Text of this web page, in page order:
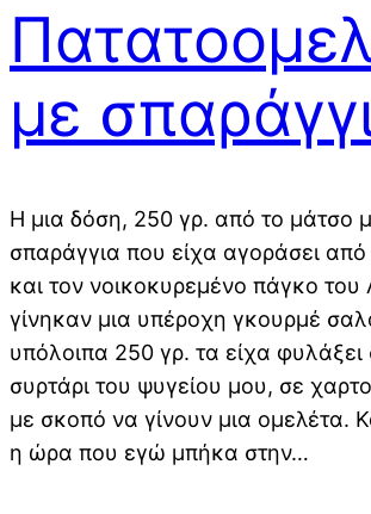
με
Η μια δόση, 250 γρ. από το μάτσο
σπαράγγια που είχα αγοράσει από
και τον νοικοκυρεμένο πάγκο του
γίνηκαν μια υπέροχη γκουρμέ
υπόλοιπα 250 γρ. τα είχα φυλάξει
συρτάρι του ψυγείου μου, σε
με σκοπό να γίνουν μια ομελέτα.
η ώρα που εγώ μπήκα στην…